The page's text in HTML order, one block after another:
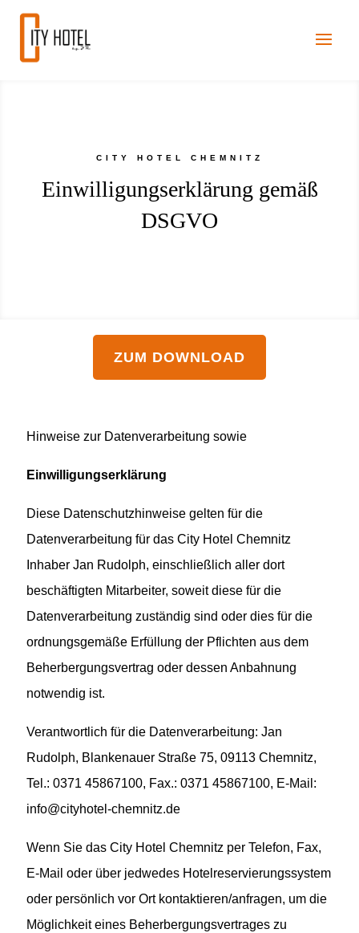
CITY HOTEL CHEMNITZ
Einwilligungserklärung gemäß
DSGVO
ZUM DOWNLOAD
Hinweise zur Datenverarbeitung sowie
Einwilligungserklärung
Diese Datenschutzhinweise gelten für die
Datenverarbeitung für das City Hotel Chemnitz
Inhaber Jan Rudolph, einschließlich aller dort
beschäftigten Mitarbeiter, soweit diese für die
Datenverarbeitung zuständig sind oder dies für die
ordnungsgemäße Erfüllung der Pflichten aus dem
Beherbergungsvertrag oder dessen Anbahnung
notwendig ist.
Verantwortlich für die Datenverarbeitung: Jan
Rudolph, Blankenauer Straße 75, 09113 Chemnitz,
Tel.: 0371 45867100, Fax.: 0371 45867100, E-Mail:
info@cityhotel-chemnitz.de
Wenn Sie das City Hotel Chemnitz per Telefon, Fax,
E-Mail oder über jedwedes Hotelreservierungssystem
oder persönlich vor Ort kontaktieren/anfragen, um die
Möglichkeit eines Beherbergungsvertrages zu